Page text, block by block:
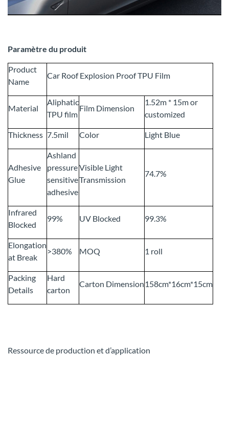
Paramètre du produit
Product
Name
Car Roof Explosion Proof TPU Film
Material
Aliphatic
TPU film
Film Dimension
1.52m * 15m or
customized
Thickness 7.5mil Color Light Blue
Adhesive
Glue
Ashland
pressure
sensitive
adhesive
Visible Light
Transmission
74.7%
Infrared
Blocked
99% UV Blocked 99.3%
Elongation
at Break
>380% MOQ 1 roll
Packing
Details
Hard
carton
Carton Dimension158cm*16cm*15cm
Ressource de production et d’application